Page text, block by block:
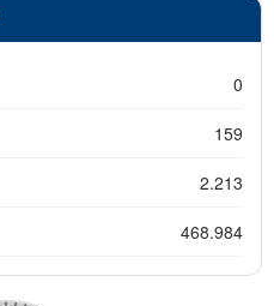
0
159
2.213
468.984